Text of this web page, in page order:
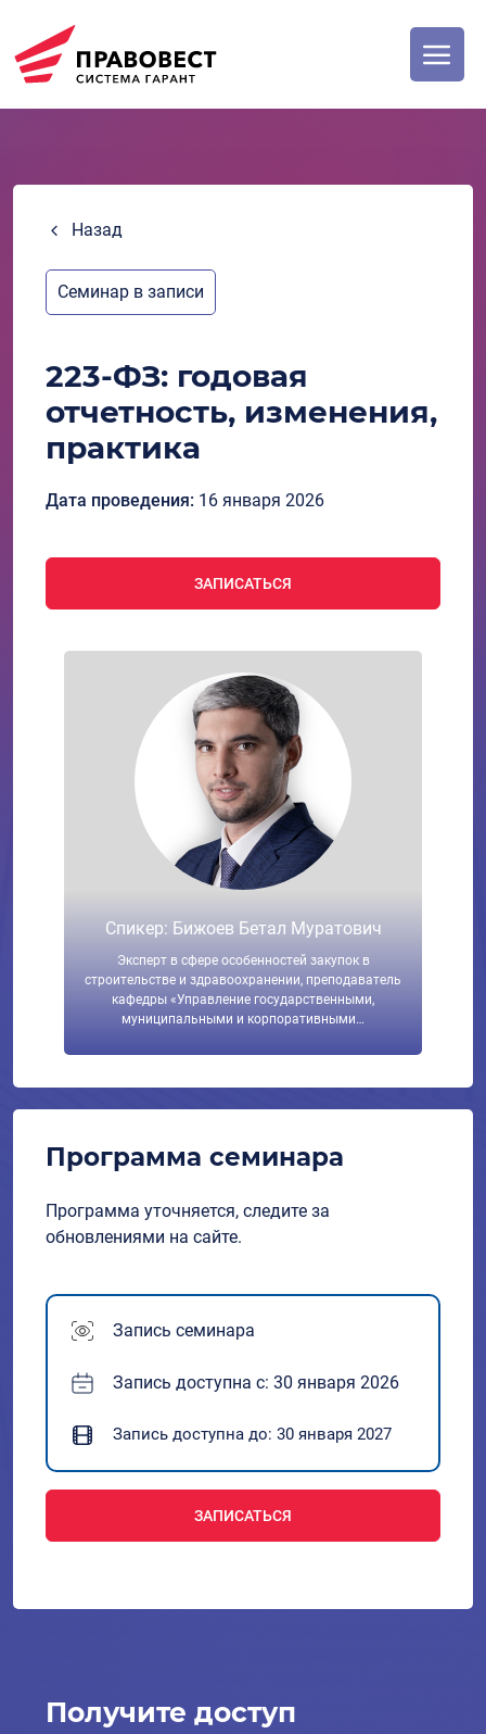
Назад
Семинар в записи
223-ФЗ: годовая
отчетность, изменения,
практика
Дата проведения: 16 января 2026
ЗАПИСАТЬСЯ
Спикер: Бижоев Бетал Муратович
Эксперт в сфере особенностей закупок в
строительстве и здравоохранении, преподаватель
кафедры «Управление государственными,
муниципальными и корпоративными…
Программа семинара
Программа уточняется, следите за
обновлениями на сайте.
Запись семинара
Запись доступна с: 30 января 2026
Запись доступна до: 30 января 2027
ЗАПИСАТЬСЯ
Получите доступ